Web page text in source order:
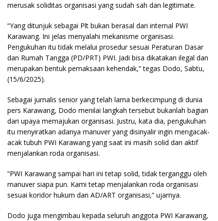
merusak soliditas organisasi yang sudah sah dan legitimate.
“Yang ditunjuk sebagai Plt bukan berasal dari internal PWI
Karawang. Ini jelas menyalahi mekanisme organisasi.
Pengukuhan itu tidak melalui prosedur sesuai Peraturan Dasar
dan Rumah Tangga (PD/PRT) PWI. Jadi bisa dikatakan ilegal dan
merupakan bentuk pemaksaan kehendak,” tegas Dodo, Sabtu,
(15/6/2025).
Sebagai jurnalis senior yang telah lama berkecimpung di dunia
pers Karawang, Dodo menilai langkah tersebut bukanlah bagian
dari upaya memajukan organisasi. Justru, kata dia, pengukuhan
itu menyiratkan adanya manuver yang disinyalir ingin mengacak-
acak tubuh PWI Karawang yang saat ini masih solid dan aktif
menjalankan roda organisasi.
“PWI Karawang sampai hari ini tetap solid, tidak terganggu oleh
manuver siapa pun. Kami tetap menjalankan roda organisasi
sesuai koridor hukum dan AD/ART organisasi,” ujarnya.
Dodo juga mengimbau kepada seluruh anggota PWI Karawang,